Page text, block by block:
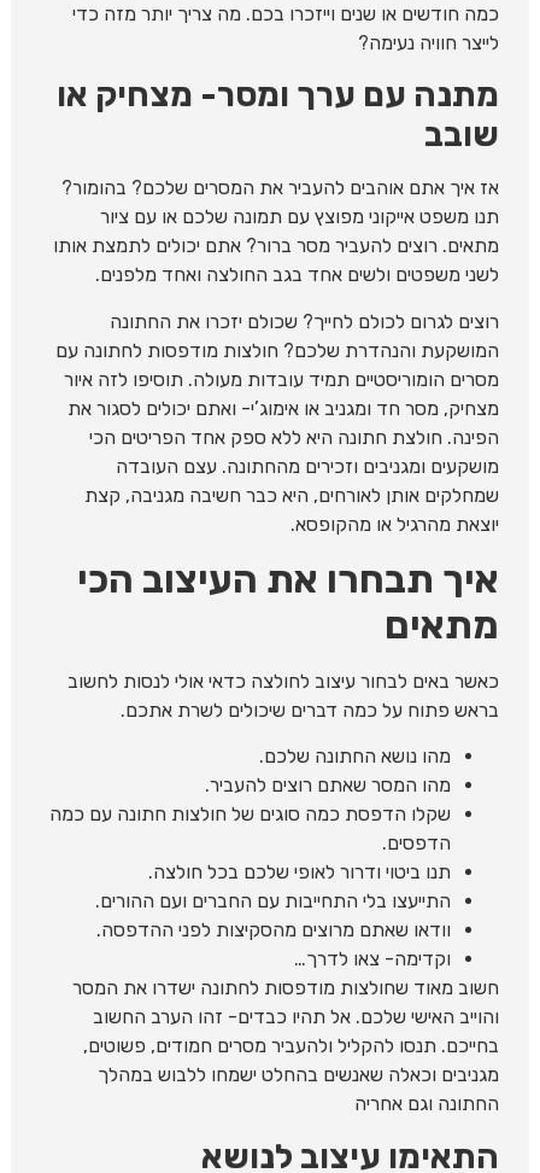
כמה חודשים או שנים וייזכרו בכם. מה צריך יותר מזה כדי
לייצר חוויה נעימה?
מתנה עם ערך ומסר- מצחיק או
שובב
אז איך אתם אוהבים להעביר את המסרים שלכם? בהומור?
תנו משפט אייקוני מפוצץ עם תמונה שלכם או עם ציור
מתאים. רוצים להעביר מסר ברור? אתם יכולים לתמצת אותו
לשני משפטים ולשים אחד בגב החולצה ואחד מלפנים.
רוצים לגרום לכולם לחייך? שכולם יזכרו את החתונה
המושקעת והנהדרת שלכם? חולצות מודפסות לחתונה עם
מסרים הומוריסטיים תמיד עובדות מעולה. תוסיפו לזה איור
מצחיק, מסר חד ומגניב או אימוג’י- ואתם יכולים לסגור את
הפינה. חולצת חתונה היא ללא ספק אחד הפריטים הכי
מושקעים ומגניבים וזכירים מהחתונה. עצם העובדה
שמחלקים אותן לאורחים, היא כבר חשיבה מגניבה, קצת
יוצאת מהרגיל או מהקופסא.
איך תבחרו את העיצוב הכי
מתאים
כאשר באים לבחור עיצוב לחולצה כדאי אולי לנסות לחשוב
בראש פתוח על כמה דברים שיכולים לשרת אתכם.
מהו נושא החתונה שלכם.
מהו המסר שאתם רוצים להעביר.
שקלו הדפסת כמה סוגים של חולצות חתונה עם כמה
הדפסים.
תנו ביטוי ודרור לאופי שלכם בכל חולצה.
התייעצו בלי התחייבות עם החברים ועם ההורים.
וודאו שאתם מרוצים מהסקיצות לפני ההדפסה.
וקדימה- צאו לדרך…
חשוב מאוד שחולצות מודפסות לחתונה ישדרו את המסר
והוייב האישי שלכם. אל תהיו כבדים- זהו הערב החשוב
בחייכם. תנסו להקליל ולהעביר מסרים חמודים, פשוטים,
מגניבים וכאלה שאנשים בהחלט ישמחו ללבוש במהלך
החתונה וגם אחריה
התאימו עיצוב לנושא